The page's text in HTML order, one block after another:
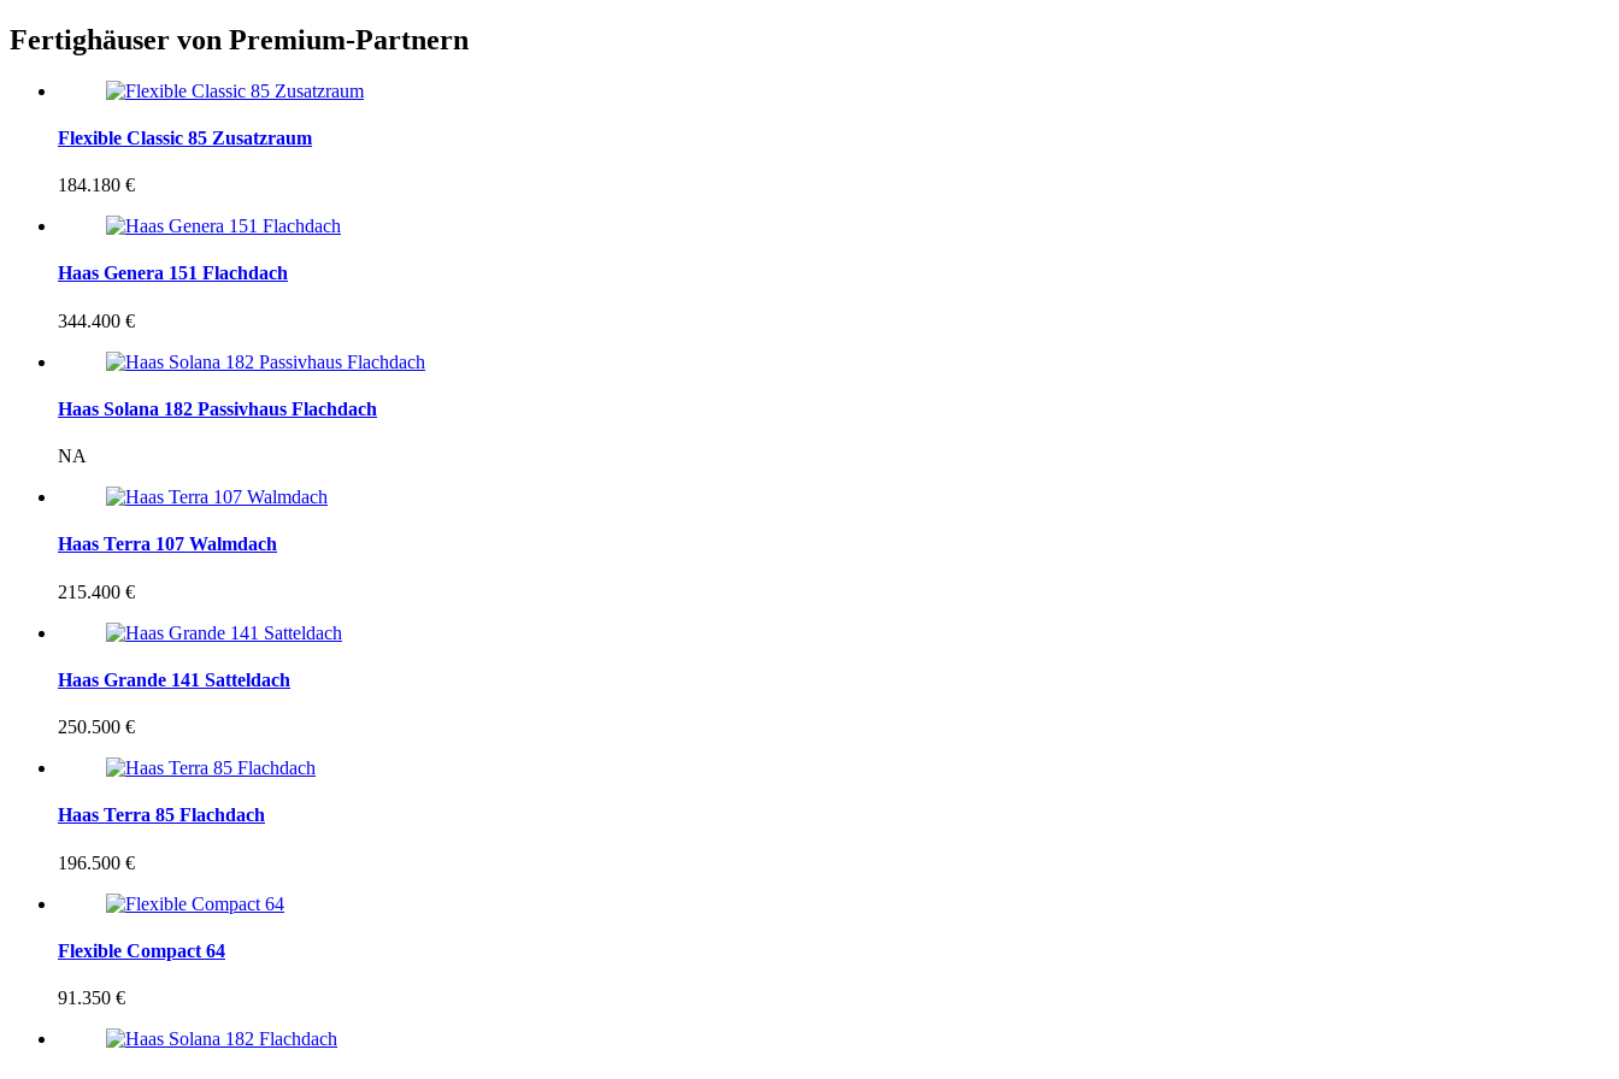
Fertighäuser von Premium-Partnern
Flexible Classic 85 Zusatzraum
184.180 €
Haas Genera 151 Flachdach
344.400 €
Haas Solana 182 Passivhaus Flachdach
NA
Haas Terra 107 Walmdach
215.400 €
Haas Grande 141 Satteldach
250.500 €
Haas Terra 85 Flachdach
196.500 €
Flexible Compact 64
91.350 €